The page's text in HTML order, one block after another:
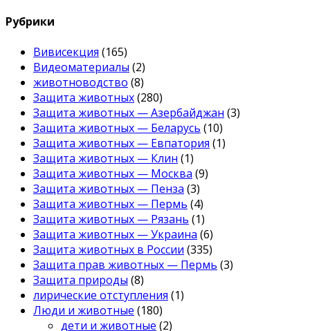
Рубрики
Вивисекция (165)
Видеоматериалы (2)
животноводство (8)
Защита животных(280)
Защита животных — Азербайджан (3)
Защита животных — Беларусь (10)
Защита животных — Евпатория (1)
Защита животных — Клин (1)
Защита животных — Москва (9)
Защита животных — Пенза (3)
Защита животных — Пермь (4)
Защита животных — Рязань (1)
Защита животных — Украина (6)
Защита животных в России (335)
Защита прав животных — Пермь (3)
Защита природы (8)
лирические отступления (1)
Люди и животные (180)
дети и животные (2)